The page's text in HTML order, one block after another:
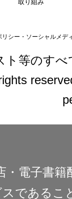
取り組み
リシー・ソーシャルメデ
ト等のす
・電子書
であるこ